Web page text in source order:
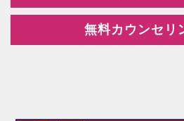
無料カウンセリ